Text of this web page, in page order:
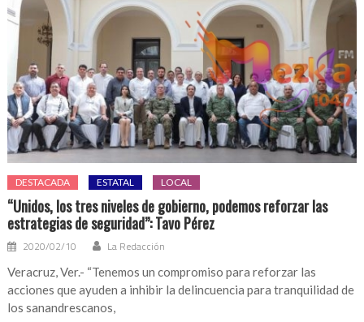
DESTACADA ESTATAL LOCAL
“Unidos, los tres niveles de gobierno, podemos reforzar las
estrategias de seguridad”: Tavo Pérez
2020/02/10 La Redacción
Veracruz, Ver.- “Tenemos un compromiso para reforzar las
acciones que ayuden a inhibir la delincuencia para tranquilidad de
los sanandrescanos,